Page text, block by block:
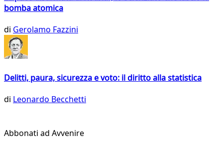
bomba atomica
di Gerolamo Fazzini
Delitti, paura, sicurezza e voto: il diritto alla statistica
di Leonardo Becchetti
Abbonati ad Avvenire